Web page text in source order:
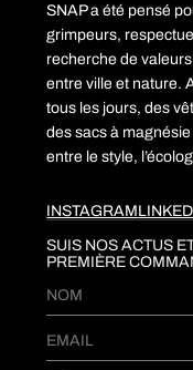
du
SNAP a été pensé
grimpeurs,
recherche de
entre ville et nature.
tous les jours, des
des sacs à
entre le style,
INSTAGRAM
SUIS NOS ACTUS
PREMIÈRE